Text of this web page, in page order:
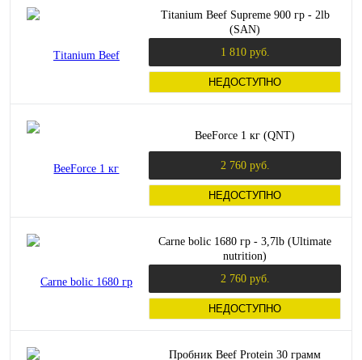
Titanium Beef Supreme 900 гр - 2lb
(SAN)
1 810 руб.
НЕДОСТУПНО
BeeForce 1 кг (QNT)
2 760 руб.
НЕДОСТУПНО
Carne bolic 1680 гр - 3,7lb (Ultimate
nutrition)
2 760 руб.
НЕДОСТУПНО
Пробник Beef Protein 30 грамм